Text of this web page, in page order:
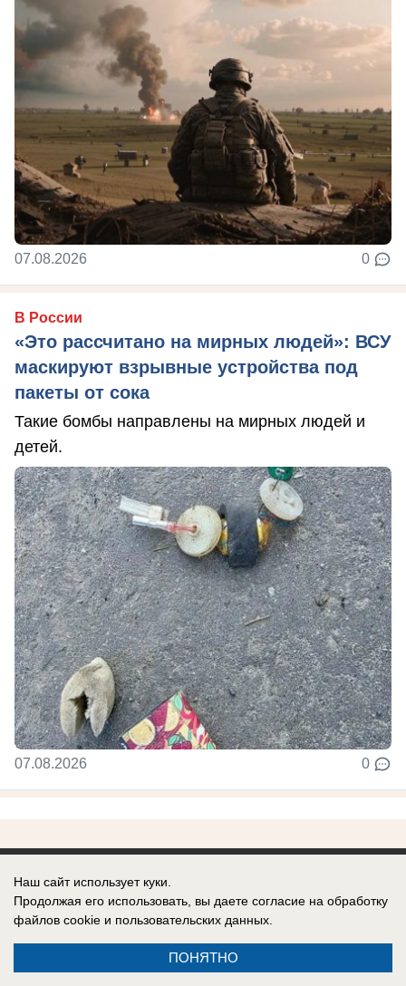
07.08.2026 0
В России
«Это рассчитано на мирных людей»: ВСУ
маскируют взрывные устройства под
пакеты от сока
Такие бомбы направлены на мирных людей и
детей.
07.08.2026 0
Реклама на сайте
Наш сайт использует куки.
Продолжая его использовать, вы даете согласие на обработку
файлов cookie и пользовательских данных.
ПОНЯТНО